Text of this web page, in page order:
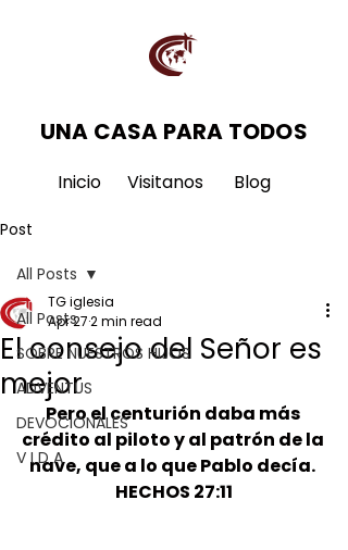
UNA CASA PARA TODOS
Inicio Visitanos Blog
Post
All Posts
SOBRE NUESTROS HIJOS
ADVENTUS
DEVOCIONALES
V I D A
All Posts
El consejo del Señor es
mejor
TG iglesia
Apr 272 min read
Pero el centurión daba más
crédito al piloto y al patrón de la
nave, que a lo que Pablo decía.
HECHOS 27:11